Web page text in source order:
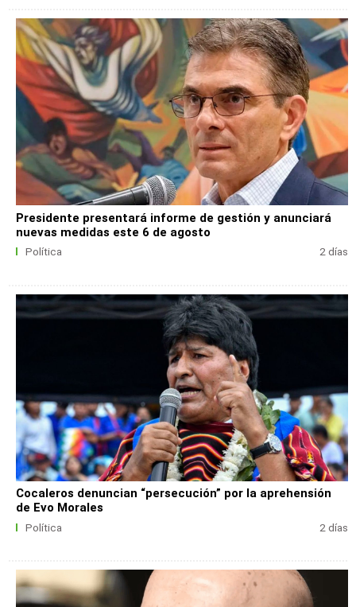
Presidente presentará informe de gestión y anunciará
nuevas medidas este 6 de agosto
Política 2 días
Cocaleros denuncian “persecución” por la aprehensión
de Evo Morales
Política 2 días